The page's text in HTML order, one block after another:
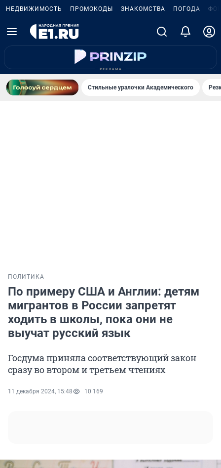
НЕДВИЖИМОСТЬ ПРОМОКОДЫ ЗНАКОМСТВА ПОГОДА
Стильные уралочки Академического
ПОЛИТИКА
По примеру США и Англии: детям
мигрантов в России запретят
ходить в школы, пока они не
выучат русский язык
Госдума приняла соответствующий закон
сразу во втором и третьем чтениях
11 декабря 2024, 15:48 10 169